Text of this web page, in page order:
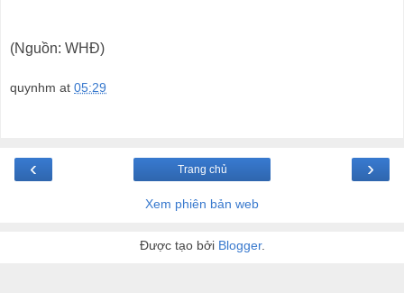
(Nguồn: WHĐ)
quynhm at 05:29
‹ ›
Trang chủ
Xem phiên bản web
Được tạo bởi Blogger.